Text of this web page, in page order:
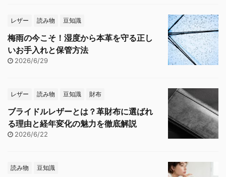
レザー 読み物 豆知識
梅雨の今こそ！湿度から本革を守る正し
いお手入れと保管方法
2026/6/29
レザー 読み物 豆知識 財布
ブライドルレザーとは？革財布に選ばれ
る理由と経年変化の魅力を徹底解説
2026/6/22
読み物 豆知識